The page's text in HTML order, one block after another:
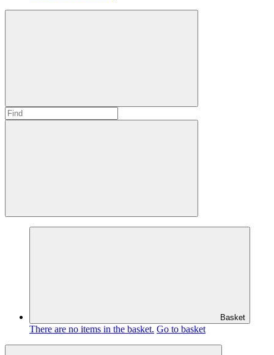
Basket
There are no items in the basket. Go to basket